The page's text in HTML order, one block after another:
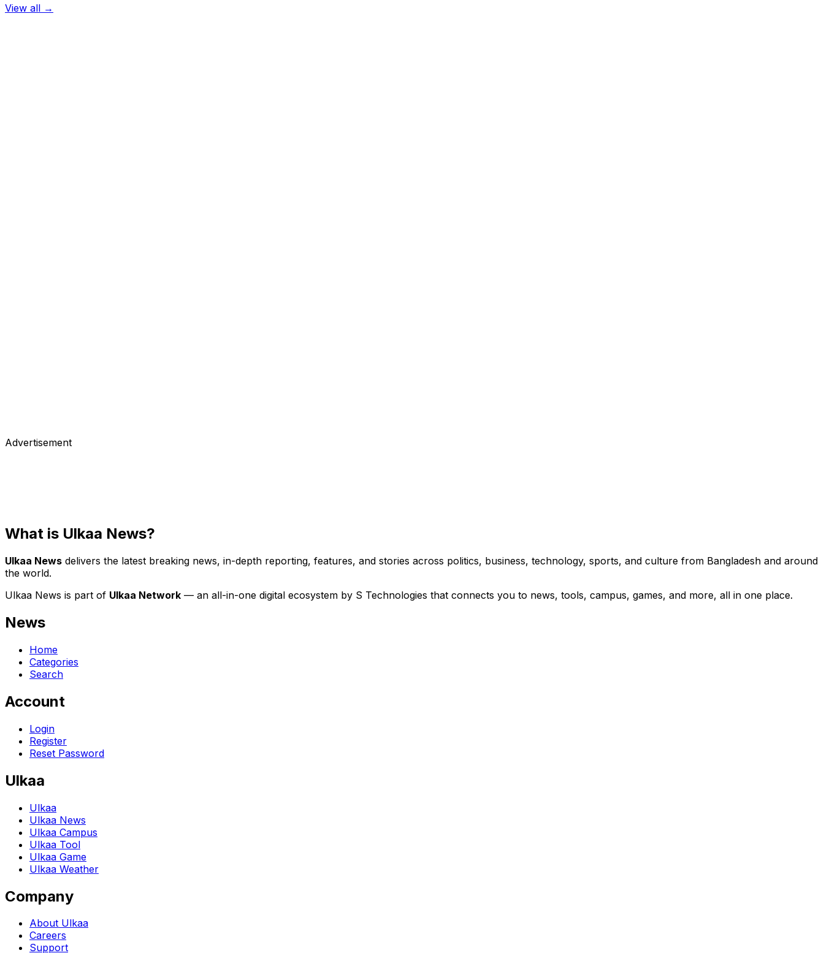
View all →
Advertisement
What is Ulkaa News?
Ulkaa News delivers the latest breaking news, in-depth reporting, features, and stories across politics, business, technology, sports, and culture from Bangladesh and around
the world.
Ulkaa News is part of Ulkaa Network — an all-in-one digital ecosystem by S Technologies that connects you to news, tools, campus, games, and more, all in one place.
News
Home
Categories
Search
Account
Login
Register
Reset Password
Ulkaa
Ulkaa
Ulkaa News
Ulkaa Campus
Ulkaa Tool
Ulkaa Game
Ulkaa Weather
Company
About Ulkaa
Careers
Support